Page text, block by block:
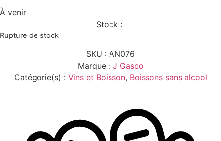
À venir
Stock :
Rupture de stock
SKU : AN076
Marque : J Gasco
Catégorie(s) : Vins et Boisson, Boissons sans alcool